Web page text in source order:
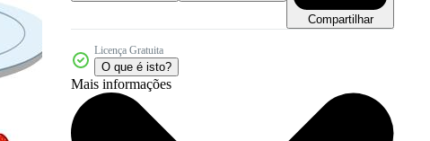
Compartilhar
Licença Gratuita
O que é isto?
Mais informações